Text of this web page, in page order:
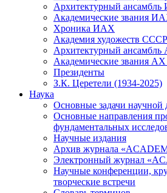
Архитектурный
Академические звания
Хроника ИАХ
Академия художеств СССР
Архитектурный
Академические звания
Президенты
З.К. Церетели (1934-2025)
Наука
Основные задачи научной
Основные направления
фундаментальных
Научные издания
Архив журнала
Электронный журнал
Научные конференции,
творческие встречи